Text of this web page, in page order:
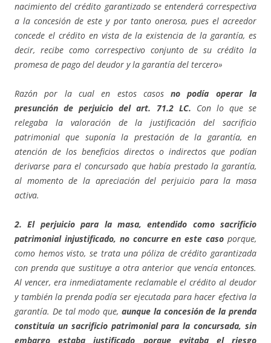
nacimiento del crédito garantizado se entenderá correspectiva
a la concesión de este y por tanto onerosa, pues el acreedor
concede el crédito en vista de la existencia de la garantía, es
decir, recibe como correspectivo conjunto de su crédito la
promesa de pago del deudor y la garantía del tercero»
Razón por la cual en estos casosno podía operar la
presunción de perjuicio del art. 71.2 LC. Con lo que se
relegaba la valoración de la justificación del sacrificio
patrimonial que suponía la prestación de la garantía, en
atención de los beneficios directos o indirectos que podían
derivarse para el concursado que había prestado la garantía,
al momento de la apreciación del perjuicio para la masa
activa.
2. El perjuicio para la masa, entendido como sacrificio
patrimonial injustificado, no concurre en este caso porque,
como hemos visto, se trata una póliza de crédito garantizada
con prenda que sustituye a otra anterior que vencía entonces.
Al vencer, era inmediatamente reclamable el crédito al deudor
y también la prenda podía ser ejecutada para hacer efectiva la
garantía. De tal modo que, aunque la concesión de la prenda
constituía un sacrificio patrimonial para la concursada, sin
embargo estaba justificado porque evitaba el riesgo